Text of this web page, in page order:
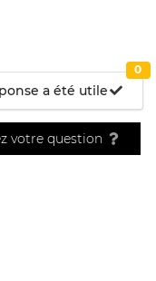
a été utile
0
votre question